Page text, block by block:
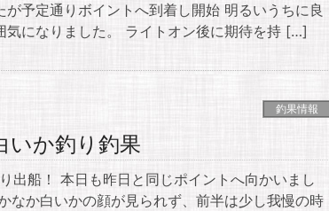
予定通りボイントへ到着し開始 明るいうちに良
気になりました。 ライトオン後に期待を持 […]
釣果情報
いか釣り釣果
出船！ ​本日も昨日と同じポイントへ向かいまし
なか白いかの顔が見られず、前半は少し我慢の時